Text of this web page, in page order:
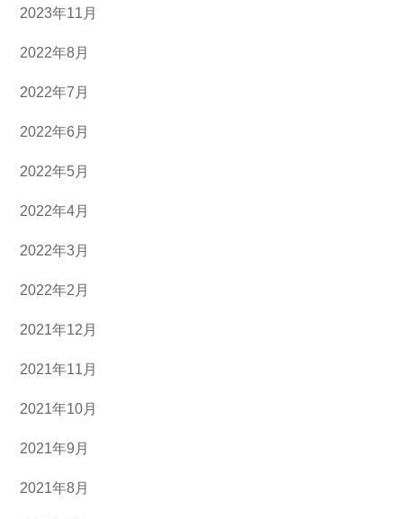
2023年11月
2022年8月
2022年7月
2022年6月
2022年5月
2022年4月
2022年3月
2022年2月
2021年12月
2021年11月
2021年10月
2021年9月
2021年8月